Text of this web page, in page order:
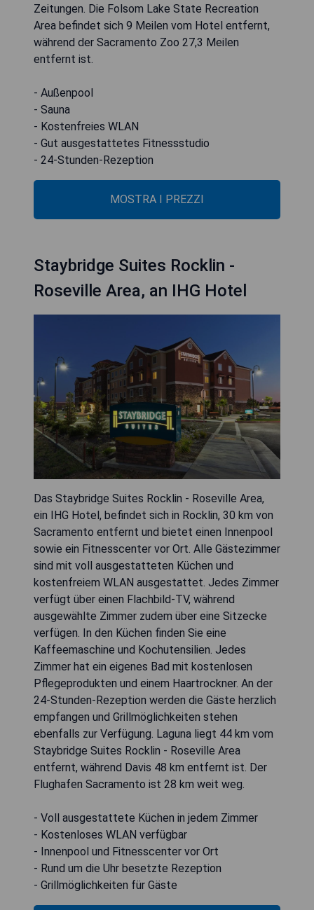
Zeitungen. Die Folsom Lake State Recreation
Area befindet sich 9 Meilen vom Hotel entfernt,
während der Sacramento Zoo 27,3 Meilen
entfernt ist.
- Außenpool
- Sauna
- Kostenfreies WLAN
- Gut ausgestattetes Fitnessstudio
- 24-Stunden-Rezeption
MOSTRA I PREZZI
Staybridge Suites Rocklin -
Roseville Area, an IHG Hotel
Das Staybridge Suites Rocklin - Roseville Area,
ein IHG Hotel, befindet sich in Rocklin, 30 km von
Sacramento entfernt und bietet einen Innenpool
sowie ein Fitnesscenter vor Ort. Alle Gästezimmer
sind mit voll ausgestatteten Küchen und
kostenfreiem WLAN ausgestattet. Jedes Zimmer
verfügt über einen Flachbild-TV, während
ausgewählte Zimmer zudem über eine Sitzecke
verfügen. In den Küchen finden Sie eine
Kaffeemaschine und Kochutensilien. Jedes
Zimmer hat ein eigenes Bad mit kostenlosen
Pflegeprodukten und einem Haartrockner. An der
24-Stunden-Rezeption werden die Gäste herzlich
empfangen und Grillmöglichkeiten stehen
ebenfalls zur Verfügung. Laguna liegt 44 km vom
Staybridge Suites Rocklin - Roseville Area
entfernt, während Davis 48 km entfernt ist. Der
Flughafen Sacramento ist 28 km weit weg.
- Voll ausgestattete Küchen in jedem Zimmer
- Kostenloses WLAN verfügbar
- Innenpool und Fitnesscenter vor Ort
- Rund um die Uhr besetzte Rezeption
- Grillmöglichkeiten für Gäste